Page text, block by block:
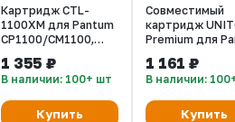
Картридж CTL-
1100XM для Pantum
CP1100/CM1100,
1 355 ₽
В наличии: 100+ шт
Купить
Совместимый
картридж
Premium для
CTL-1100XY
1 161 ₽
В наличии:
Купить